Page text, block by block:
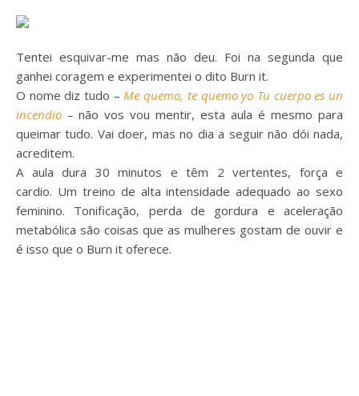
Tentei esquivar-me mas não deu. Foi na segunda que
ganhei coragem e experimentei o dito Burn it.
O nome diz tudo –Me quemo, te quemo yo Tu cuerpo es un
incendio – não vos vou mentir, esta aula é mesmo para
queimar tudo. Vai doer, mas no dia a seguir não dói nada,
acreditem.
A aula dura 30 minutos e têm 2 vertentes, força e
cardio. Um treino de alta intensidade adequado ao sexo
feminino. Tonificação, perda de gordura e aceleração
metabólica são coisas que as mulheres gostam de ouvir e
é isso que o Burn it oferece.